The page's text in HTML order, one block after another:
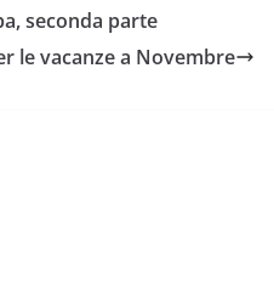
seconda parte
le vacanze a Novembre